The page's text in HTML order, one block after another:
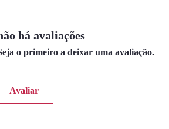
há avaliações
o primeiro a deixar uma avaliação.
Avaliar